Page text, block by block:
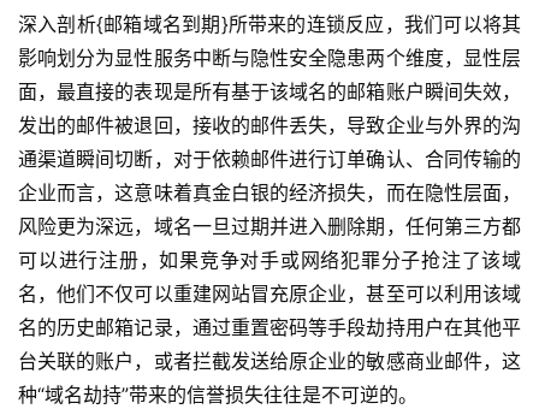
深入剖析{邮箱域名到期}所带来的连锁反应，我们可以将其
影响划分为显性服务中断与隐性安全隐患两个维度，显性层
面，最直接的表现是所有基于该域名的邮箱账户瞬间失效，
发出的邮件被退回，接收的邮件丢失，导致企业与外界的沟
通渠道瞬间切断，对于依赖邮件进行订单确认、合同传输的
企业而言，这意味着真金白银的经济损失，而在隐性层面，
风险更为深远，域名一旦过期并进入删除期，任何第三方都
可以进行注册，如果竞争对手或网络犯罪分子抢注了该域
名，他们不仅可以重建网站冒充原企业，甚至可以利用该域
名的历史邮箱记录，通过重置密码等手段劫持用户在其他平
台关联的账户，或者拦截发送给原企业的敏感商业邮件，这
种“域名劫持”带来的信誉损失往往是不可逆的。